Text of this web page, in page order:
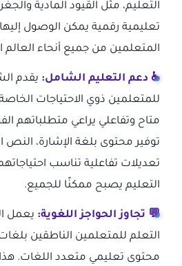
التعليم، مثل القيود المادية
تعليمية رقمية يمكن الوصول
المتعلمين من جميع أنحاء العالم
♿ دعم التعليم الشامل: يقدم
للمتعلمين ذوي الاحتياجات
متاح وتفاعلي يراعي متطلباتهم
توفير محتوى بلغة الإشارة، النص
تعديلات تفاعلية تناسب
التعليم يصبح ممكنًا للجميع.
💬 تجاوز الحواجز اللغوية: يعمل
التعلم للمتعلمين الناطقين
محتوى تعليمي متعدد اللغات.